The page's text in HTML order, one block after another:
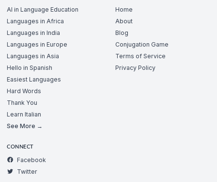
AI in Language Education
Languages in Africa
Languages in India
Languages in Europe
Languages in Asia
Hello in Spanish
Easiest Languages
Hard Words
Thank You
Learn Italian
See More →
Home
About
Blog
Conjugation Game
Terms of Service
Privacy Policy
CONNECT
Facebook
Twitter